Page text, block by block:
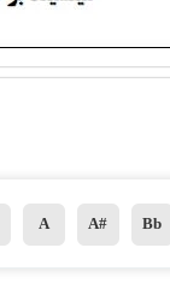
Bb
A#
A